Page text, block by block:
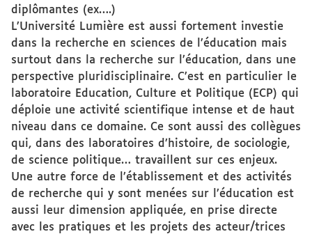
diplômantes (ex….)
L’Université Lumière est aussi fortement investie
dans la recherche en sciences de l’éducation mais
surtout dans la recherche sur l’éducation, dans une
perspective pluridisciplinaire. C’est en particulier le
laboratoire Education, Culture et Politique (ECP) qui
déploie une activité scientifique intense et de haut
niveau dans ce domaine. Ce sont aussi des collègues
qui, dans des laboratoires d’histoire, de sociologie,
de science politique… travaillent sur ces enjeux.
Une autre force de l’établissement et des activités
de recherche qui y sont menées sur l’éducation est
aussi leur dimension appliquée, en prise directe
avec les pratiques et les projets des acteur/trices